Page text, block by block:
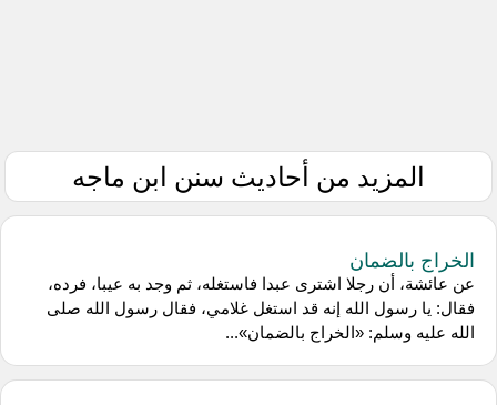
المزيد من أحاديث سنن ابن ماجه
الخراج بالضمان
عن عائشة، أن رجلا اشترى عبدا فاستغله، ثم وجد به عيبا، فرده،
فقال: يا رسول الله إنه قد استغل غلامي، فقال رسول الله صلى
الله عليه وسلم: «الخراج بالضمان»...